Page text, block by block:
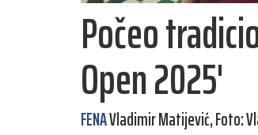
Počeo
Open 2025'
FENAVladimir Matijević, Foto: